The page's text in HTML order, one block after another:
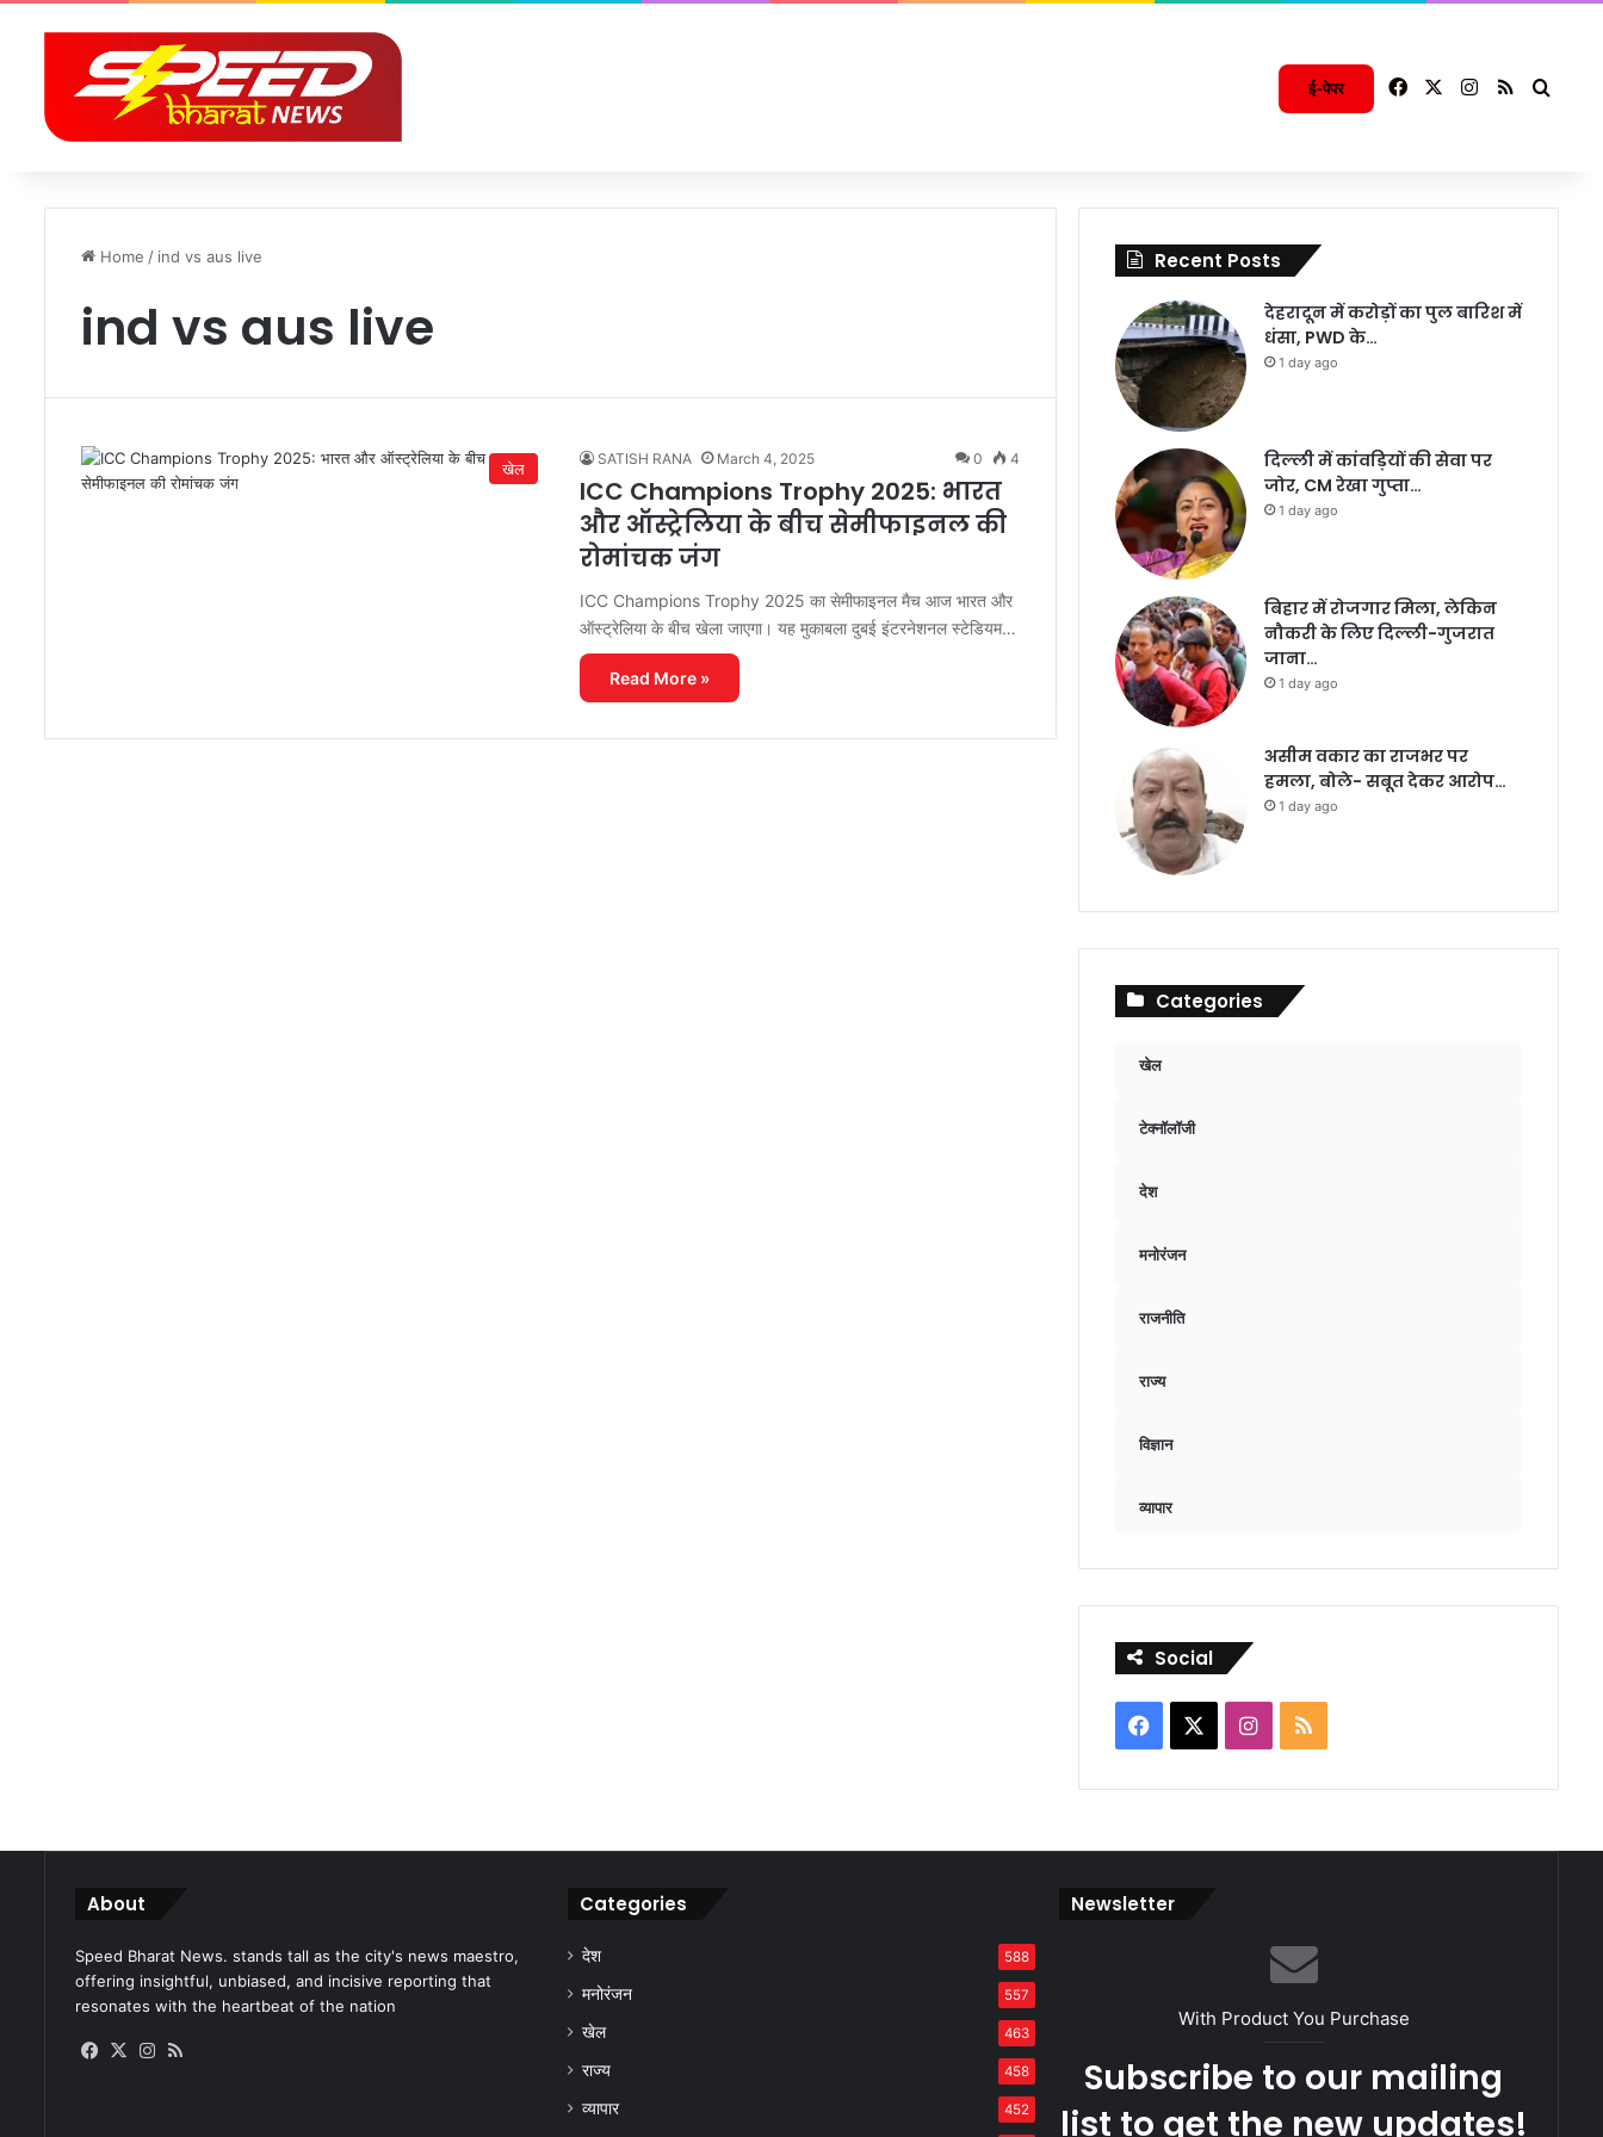
ई-पेपर FacebookInstagram
RSS
Home / ind vs aus live
ind vs aus live
खेल
SATISH RANA March 4, 2025 0 4
ICC Champions Trophy 2025: भारत
और ऑस्ट्रेलिया के बीच सेमीफाइनल की
रोमांचक जंग
ICC Champions Trophy 2025 का सेमीफाइनल मैच आज भारत और
ऑस्ट्रेलिया के बीच खेला जाएगा। यह मुकाबला दुबई इंटरनेशनल स्टेडियम…
Read More »
Recent Posts
देहरादून में करोड़ों का पुल बारिश में
धंसा, PWD के…
1 day ago
दिल्ली में कांवड़ियों की सेवा पर
जोर, CM रेखा गुप्ता…
1 day ago
बिहार में रोजगार मिला, लेकिन
नौकरी के लिए दिल्ली-गुजरात
जाना…
1 day ago
असीम वकार का राजभर पर
हमला, बोले- सबूत देकर आरोप…
1 day ago
Categories
खेल
टेक्नॉलॉजी
देश
मनोरंजन
राजनीति
राज्य
विज्ञान
व्यापार
Social
Facebook Instagram
RSS
About
Speed Bharat News. stands tall as the city's news maestro,
offering insightful, unbiased, and incisive reporting that
resonates with the heartbeat of the nation
Facebook
X Instagram
Categories
देश 588
मनोरंजन 557
खेल 463
राज्य 458
व्यापार 452
Newsletter
With Product You Purchase
Subscribe to our mailing
list to get the new updates!